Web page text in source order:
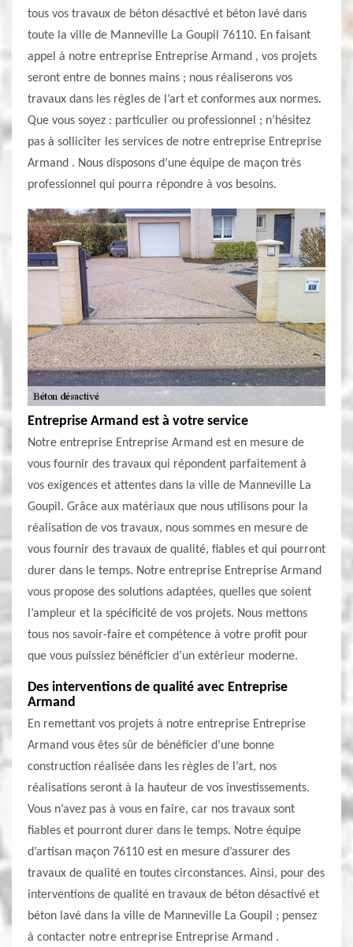
tous vos travaux de béton désactivé et béton lavé dans
toute la ville de Manneville La Goupil 76110. En faisant
appel à notre entreprise Entreprise Armand , vos projets
seront entre de bonnes mains ; nous réaliserons vos
travaux dans les règles de l’art et conformes aux normes.
Que vous soyez : particulier ou professionnel ; n’hésitez
pas à solliciter les services de notre entreprise Entreprise
Armand . Nous disposons d’une équipe de maçon très
professionnel qui pourra répondre à vos besoins.
Entreprise Armand est à votre service
Notre entreprise Entreprise Armand est en mesure de
vous fournir des travaux qui répondent parfaitement à
vos exigences et attentes dans la ville de Manneville La
Goupil. Grâce aux matériaux que nous utilisons pour la
réalisation de vos travaux, nous sommes en mesure de
vous fournir des travaux de qualité, fiables et qui pourront
durer dans le temps. Notre entreprise Entreprise Armand
vous propose des solutions adaptées, quelles que soient
l’ampleur et la spécificité de vos projets. Nous mettons
tous nos savoir-faire et compétence à votre profit pour
que vous puissiez bénéficier d’un extérieur moderne.
Des interventions de qualité avec Entreprise
Armand
En remettant vos projets à notre entreprise Entreprise
Armand vous êtes sûr de bénéficier d’une bonne
construction réalisée dans les règles de l’art, nos
réalisations seront à la hauteur de vos investissements.
Vous n’avez pas à vous en faire, car nos travaux sont
fiables et pourront durer dans le temps. Notre équipe
d’artisan maçon 76110 est en mesure d’assurer des
travaux de qualité en toutes circonstances. Ainsi, pour des
interventions de qualité en travaux de béton désactivé et
béton lavé dans la ville de Manneville La Goupil ; pensez
à contacter notre entreprise Entreprise Armand .